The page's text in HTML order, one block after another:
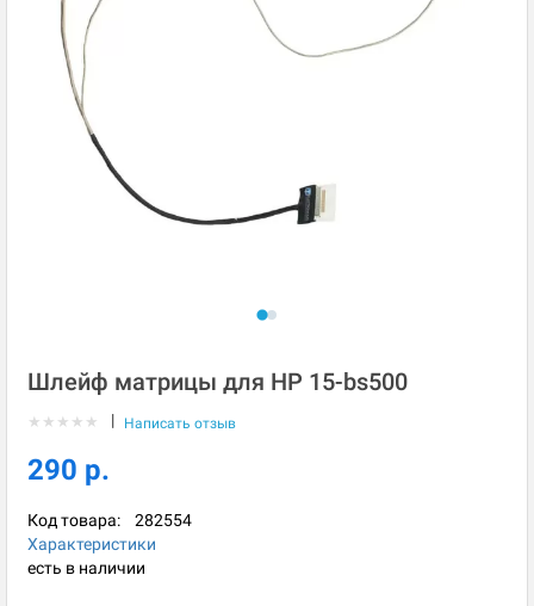
Шлейф матрицы для HP 15-bs500
★ ★ ★ ★ ★ | Написать отзыв
290 р.
Код товара: 282554
Характеристики
есть в наличии